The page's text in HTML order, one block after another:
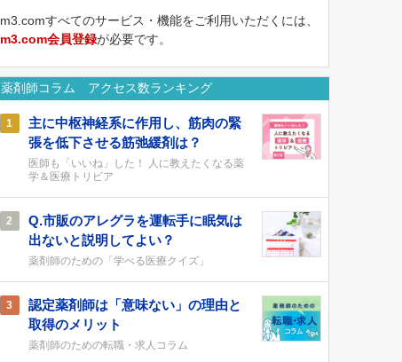
m3.comすべてのサービス・機能をご利用いただくには、
m3.com会員登録が必要です。
薬剤師コラム アクセス数ランキング
1
主に中枢神経系に作用し、筋肉の緊
張を低下させる筋弛緩剤は？
医師も「いいね」した！ 人に教えたくなる薬
学＆医療トリビア
2
Q.市販のアレグラを運転手に眠気は
出ないと説明してよい？
薬剤師のための「学べる医療クイズ」
3
認定薬剤師は「意味ない」の理由と
取得のメリット
薬剤師のための転職・求人コラム